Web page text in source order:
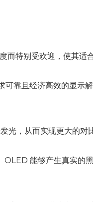
而特别受欢迎，使其适
靠且经济高效的显示
光，从而实现更大的对
能够产生真实的